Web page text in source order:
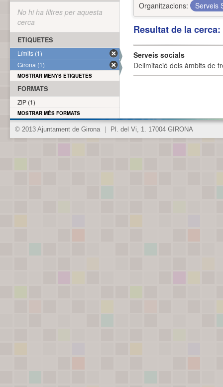
Organitzacions:
Serveis
Resultat de la
Serveis socials
Delimitació dels àmbits de
No hi ha filtres per aquesta
cerca
ETIQUETES
Límits (1)
Girona (1)
MOSTRAR MENYS ETIQUETES
FORMATS
ZIP (1)
MOSTRAR MÉS FORMATS
© 2013 Ajuntament de Girona Pl. del Vi, 1. 17004 GIRONA